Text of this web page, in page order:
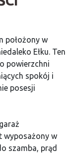
położony w
Ełku. Ten
powierzchni
spokój i
posesji
wyposażony w
szamba, prąd